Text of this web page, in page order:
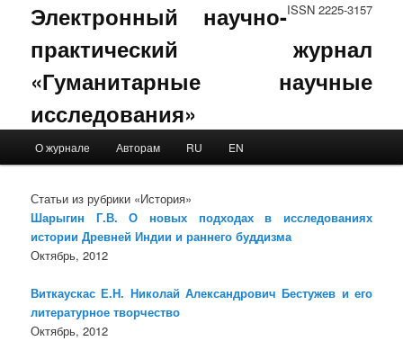
ISSN 2225-3157
Электронный научно-
практический журнал
«Гуманитарные научные
исследования»
Skip to primary content
Skip to secondary content
О журнале Авторам RU EN
Статьи из рубрики «История»
Шарыгин Г.В. О новых подходах в исследованиях
истории Древней Индии и раннего буддизма
Октябрь, 2012
Виткаускас Е.Н. Николай Александрович Бестужев и его
литературное творчество
Октябрь, 2012